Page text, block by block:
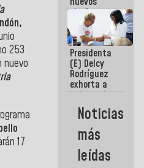
253
nuevo
17
titulares en
Viceministerio
de Energía
Eléctrica y
CORPOELEC
Presidenta
(E) Delcy
Rodríguez
exhorta a
gobernadores
y alcaldes a
edificar
casas para
abuelos
Noticias
más
leídas